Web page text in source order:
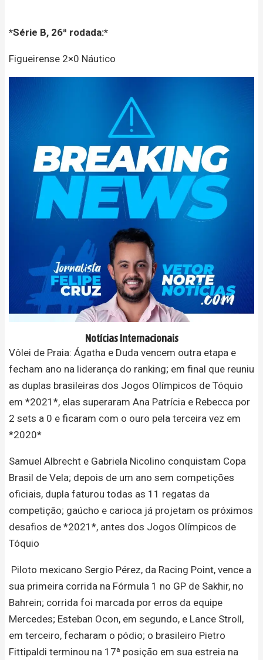
*Série B, 26ª rodada:*
Figueirense 2×0 Náutico
Notícias Internacionais
Vôlei de Praia: Ágatha e Duda vencem outra etapa e
fecham ano na liderança do ranking; em final que reuniu
as duplas brasileiras dos Jogos Olímpicos de Tóquio
em *2021*, elas superaram Ana Patrícia e Rebecca por
2 sets a 0 e ficaram com o ouro pela terceira vez em
*2020*
Samuel Albrecht e Gabriela Nicolino conquistam Copa
Brasil de Vela; depois de um ano sem competições
oficiais, dupla faturou todas as 11 regatas da
competição; gaúcho e carioca já projetam os próximos
desafios de *2021*, antes dos Jogos Olímpicos de
Tóquio
️ Piloto mexicano Sergio Pérez, da Racing Point, vence a
sua primeira corrida na Fórmula 1 no GP de Sakhir, no
Bahrein; corrida foi marcada por erros da equipe
Mercedes; Esteban Ocon, em segundo, e Lance Stroll,
em terceiro, fecharam o pódio; o brasileiro Pietro
Fittipaldi terminou na 17ª posição em sua estreia na